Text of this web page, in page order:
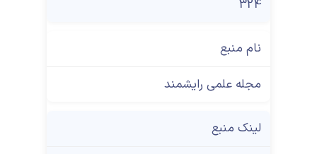
324
نام منبع
مجله علمی رایشمند
لینک منبع